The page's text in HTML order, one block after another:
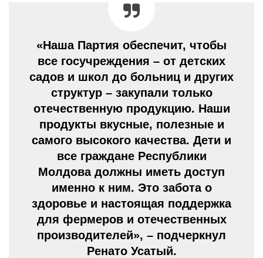
«Наша Партия обеспечит, чтобы
все госучреждения – от детских
садов и школ до больниц и других
структур – закупали только
отечественную продукцию. Наши
продукты вкусные, полезные и
самого высокого качества. Дети и
все граждане Республики
Молдова должны иметь доступ
именно к ним. Это забота о
здоровье и настоящая поддержка
для фермеров и отечественных
производителей», – подчеркнул
Ренато Усатый.